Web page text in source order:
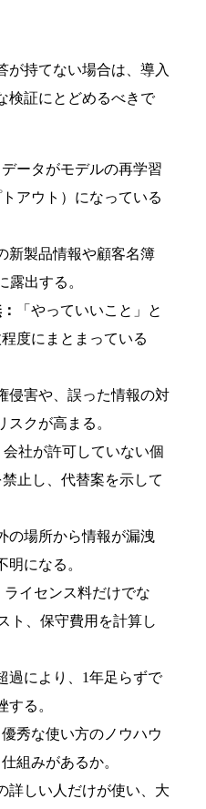
が持てない場合は、導入
検証にとどめるべきで
データがモデルの再学習
アウト）になっている
新製品情報や顧客名簿
露出する。
「やっていいこと」と
度にまとまっている
侵害や、誤った情報の対
スクが高まる。
会社が許可していない個
止し、代替案を示して
の場所から情報が漏洩
明になる。
ライセンス料だけでな
ト、保守費用を計算し
過により、1年足らずで
する。
優秀な使い方のノウハウ
組みがあるか。
詳しい人だけが使い、大